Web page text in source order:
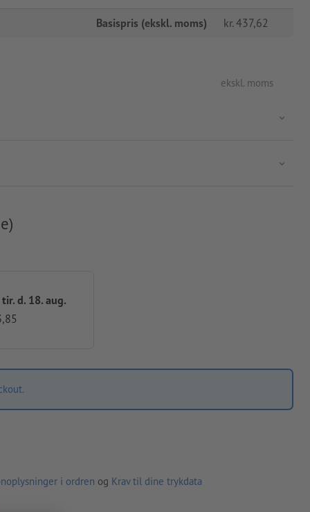
Basispris (ekskl. moms) kr. 437,62
ekskl. moms
d. 18. aug.
i ordren og Krav til dine trykdata